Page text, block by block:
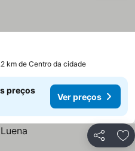
km de Centro da cidade
preços
Ver preços
Partilhar